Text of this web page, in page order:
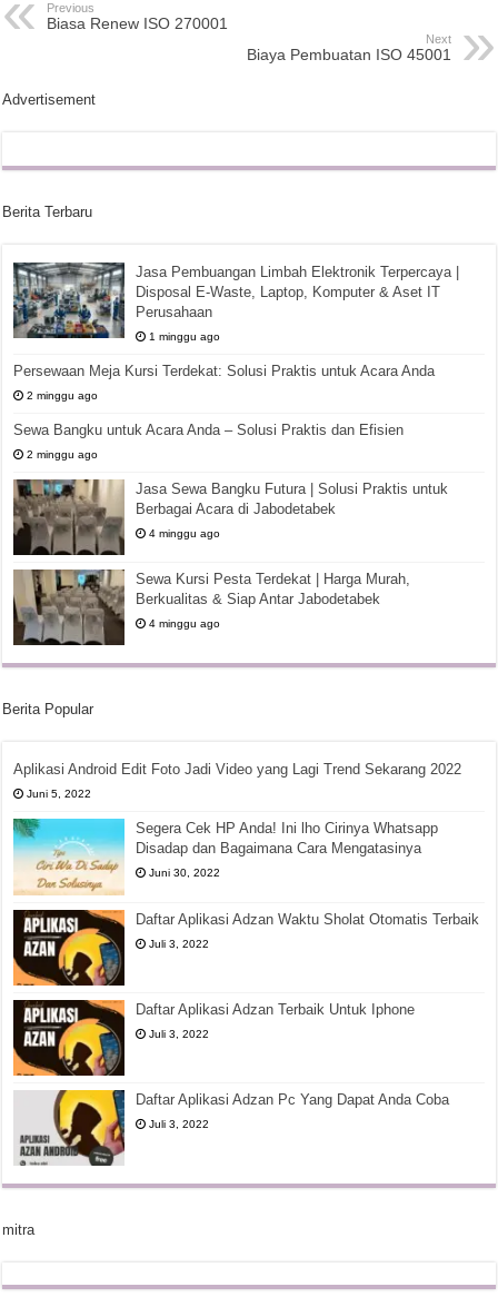
Previous
Biasa Renew ISO 270001
Next
Biaya Pembuatan ISO 45001
Advertisement
Berita Terbaru
Jasa Pembuangan Limbah Elektronik Terpercaya |
Disposal E-Waste, Laptop, Komputer & Aset IT
Perusahaan
1 minggu ago
Persewaan Meja Kursi Terdekat: Solusi Praktis untuk Acara Anda
2 minggu ago
Sewa Bangku untuk Acara Anda – Solusi Praktis dan Efisien
2 minggu ago
Jasa Sewa Bangku Futura | Solusi Praktis untuk
Berbagai Acara di Jabodetabek
4 minggu ago
Sewa Kursi Pesta Terdekat | Harga Murah,
Berkualitas & Siap Antar Jabodetabek
4 minggu ago
Berita Popular
Aplikasi Android Edit Foto Jadi Video yang Lagi Trend Sekarang 2022
Juni 5, 2022
Segera Cek HP Anda! Ini lho Cirinya Whatsapp
Disadap dan Bagaimana Cara Mengatasinya
Juni 30, 2022
Daftar Aplikasi Adzan Waktu Sholat Otomatis Terbaik
Juli 3, 2022
Daftar Aplikasi Adzan Terbaik Untuk Iphone
Juli 3, 2022
Daftar Aplikasi Adzan Pc Yang Dapat Anda Coba
Juli 3, 2022
mitra